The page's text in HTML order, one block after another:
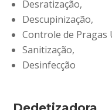
Desratização,
Descupinização,
Controle de Pragas
Sanitização,
Desinfecção